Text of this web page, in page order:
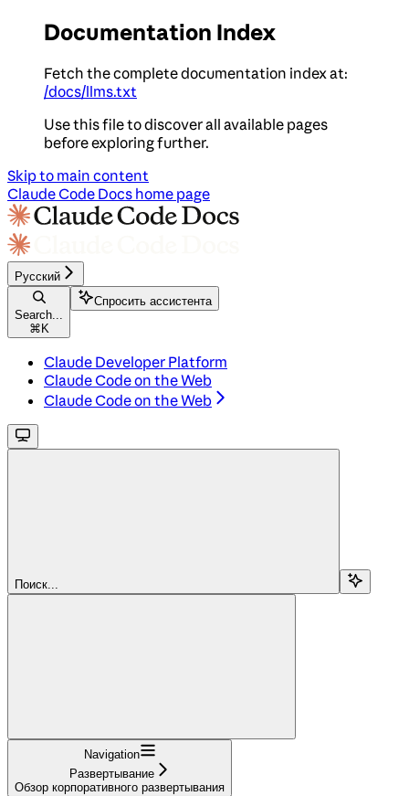
Documentation Index
Fetch the complete documentation index at:
/docs/llms.txt
Use this file to discover all available pages
before exploring further.
Skip to main content
Claude Code Docs home page
Русский
Search...
⌘ K
Спросить ассистента
Claude Developer Platform
Claude Code on the Web
Claude Code on the Web
Поиск...
Navigation
Развертывание
Обзор корпоративного развертывания